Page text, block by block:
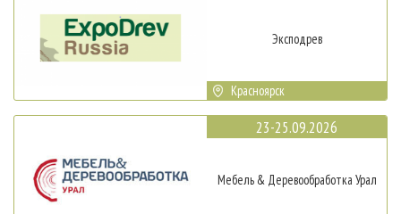
Эксподрев
Красноярск
23-25.09.2026
Мебель & Деревообработка Урал